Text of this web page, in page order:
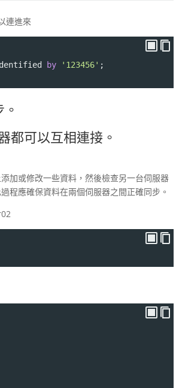
連進來
by '123456' ;
都可以互相連接。
加或修改一些資料，然後檢查另一台伺服器
程應確保資料在兩個伺服器之間正確同步。